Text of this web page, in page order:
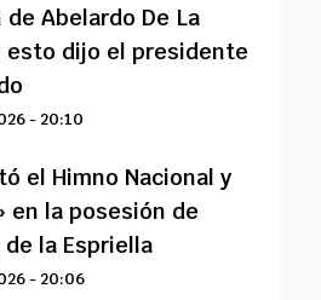
Abelardo De La
esto dijo el presidente
- 20:10
el Himno Nacional y
en la posesión de
la Espriella
- 20:06